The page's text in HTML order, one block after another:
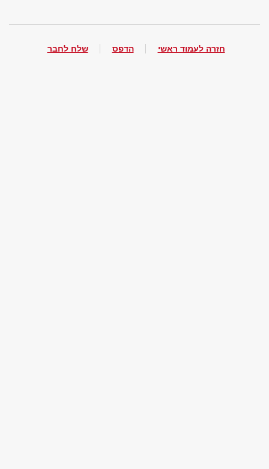
חזרה לעמוד ראשי הדפס שלח לחבר